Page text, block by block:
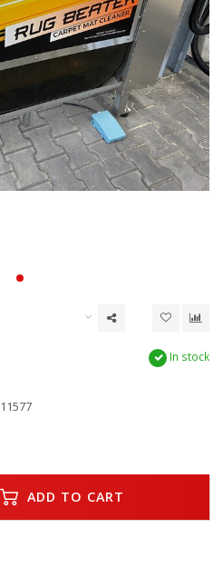
In stock
11577
ADD TO CART